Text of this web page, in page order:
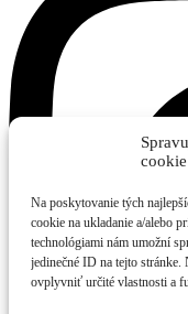
cookie
Na poskytovanie tých
cookie na ukladanie a/alebo
technológiami nám umožní
jedinečné ID na tejto stránke.
ovplyvniť určité vlastnosti a